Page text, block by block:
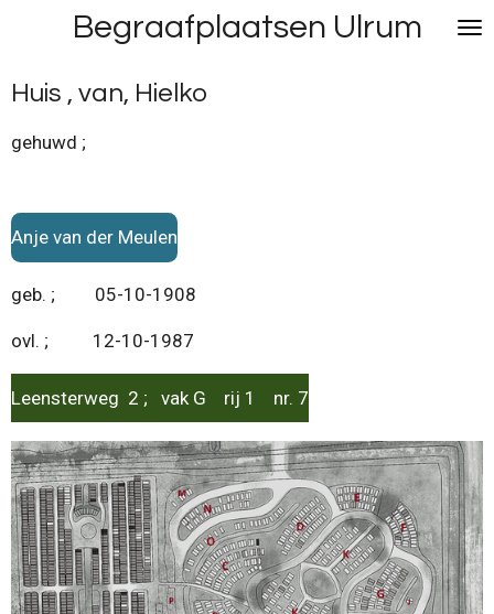
naar
de
hoofdinhoud
Begraafplaatsen Ulrum
Huis , van, Hielko
gehuwd ;
Anje van der Meulen
geb. ; 05-10-1908
ovl. ; 12-10-1987
Leensterweg 2 ; vak G rij 1 nr. 7